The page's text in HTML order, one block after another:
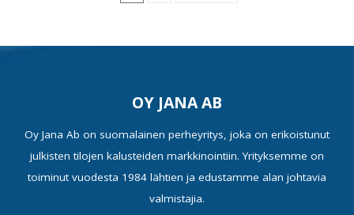
OY JANA AB
Oy Jana Ab on suomalainen perheyritys, joka on erikoistunut
julkisten tilojen kalusteiden markkinointiin. Yrityksemme on
toiminut vuodesta 1984 lähtien ja edustamme alan johtavia
valmistajia.